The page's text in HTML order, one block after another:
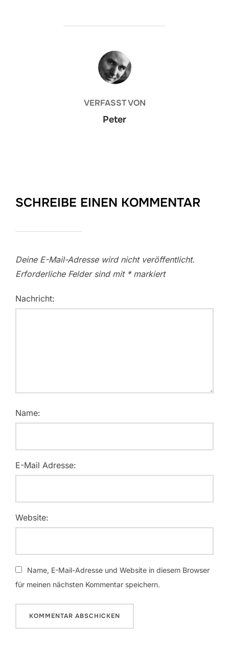
BEITRAGSAUTOR
VERFASST VON
Peter
SCHREIBE EINEN KOMMENTAR
Deine E-Mail-Adresse wird nicht veröffentlicht.
Erforderliche Felder sind mit *markiert
Nachricht:
Name:
E-Mail Adresse:
Website:
Name, E-Mail-Adresse und Website in diesem Browser
für meinen nächsten Kommentar speichern.